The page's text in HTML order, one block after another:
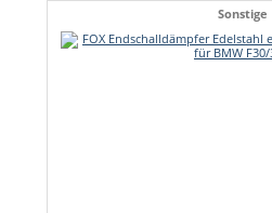
Sonstige